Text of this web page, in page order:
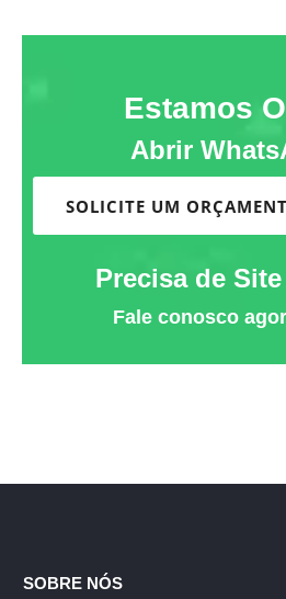
Estamos
Abrir
SOLICITE UM
Precisa de
Fale conosco
SOBRE NÓS